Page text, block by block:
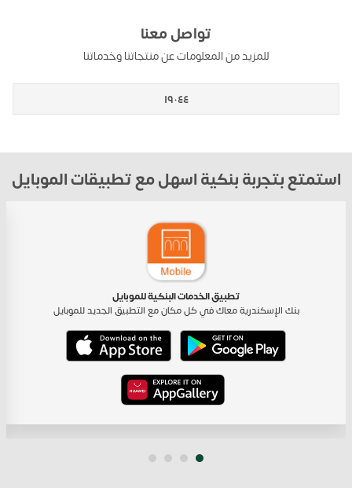
تواصل معنا
للمزيد من المعلومات عن منتجاتنا وخدماتنا
١٩٠٤٤
استمتع بتجربة بنكية اسهل مع تطبيقات الموبايل
تطبيق الخدمات البنكية للموبايل
بنك الإسكندرية معاك في كل مكان مع التطبيق الجديد للموبايل